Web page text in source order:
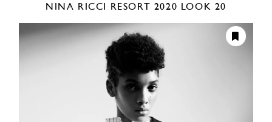
NINA RICCI RESORT 2020 LOOK 20